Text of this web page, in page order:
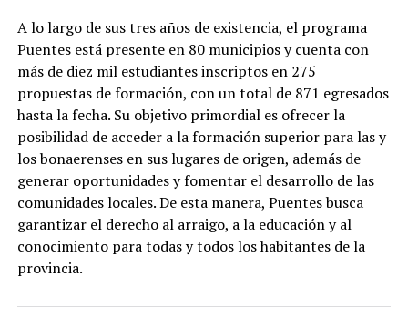
A lo largo de sus tres años de existencia, el programa
Puentes está presente en 80 municipios y cuenta con
más de diez mil estudiantes inscriptos en 275
propuestas de formación, con un total de 871 egresados
hasta la fecha. Su objetivo primordial es ofrecer la
posibilidad de acceder a la formación superior para las y
los bonaerenses en sus lugares de origen, además de
generar oportunidades y fomentar el desarrollo de las
comunidades locales. De esta manera, Puentes busca
garantizar el derecho al arraigo, a la educación y al
conocimiento para todas y todos los habitantes de la
provincia.